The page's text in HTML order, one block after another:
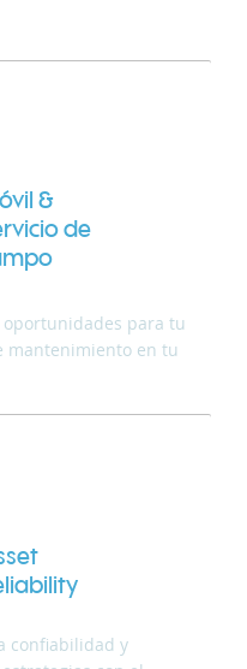
&
de
oportunidades para tu
mantenimiento en tu
confiabilidad y